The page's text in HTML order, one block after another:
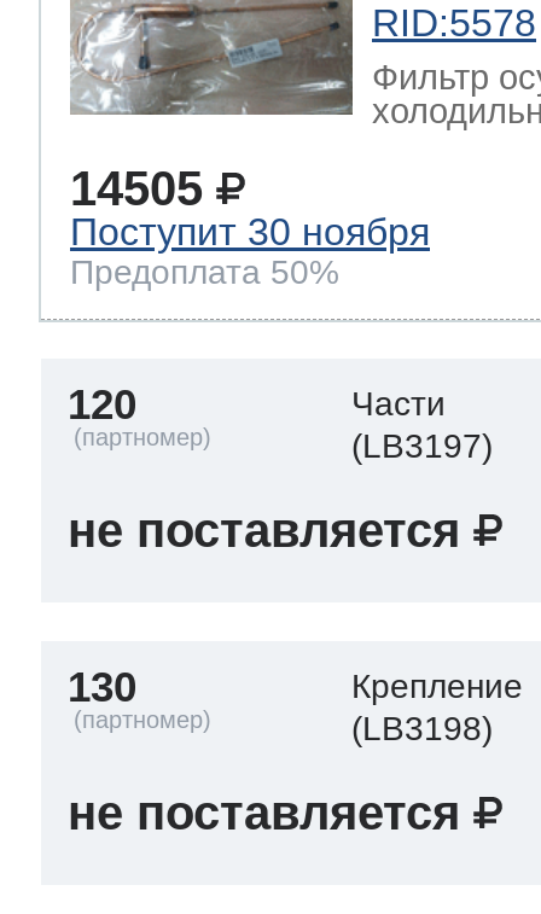
RID:5578
Фильтр
14505
Поступит 30 ноября
Предоплата 50%
120
Части
(LB3197)
не поставляется
130
Крепление
(LB3198)
не поставляется